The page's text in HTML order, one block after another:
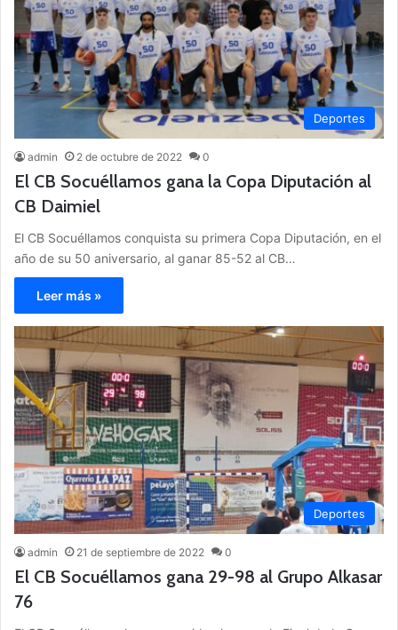
Deportes
admin 2 de octubre de 2022 0
El CB Socuéllamos gana la Copa Diputación al
CB Daimiel
El CB Socuéllamos conquista su primera Copa Diputación, en el
año de su 50 aniversario, al ganar 85-52 al CB…
Leer más »
Deportes
admin 21 de septiembre de 2022 0
El CB Socuéllamos gana 29-98 al Grupo Alkasar
76